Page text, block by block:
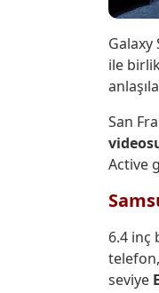
Galaxy
ile
San
Active
6.4 inç
seviye